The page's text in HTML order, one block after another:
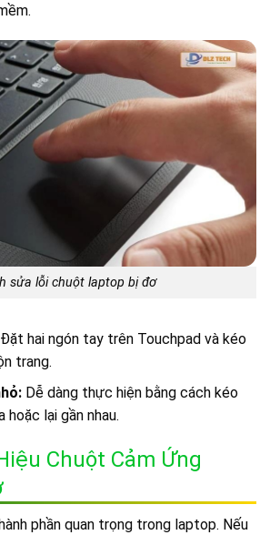
sửa lỗi chuột laptop bị đơ
hai ngón tay trên Touchpad và kéo
trang.
Dễ dàng thực hiện bằng cách kéo
hoặc lại gần nhau.
Chuột Cảm Ứng
phần quan trọng trong laptop. Nếu